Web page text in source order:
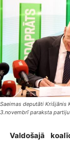
Saeimas deputāti Krišjānis
3.novembrī paraksta
Valdošajā